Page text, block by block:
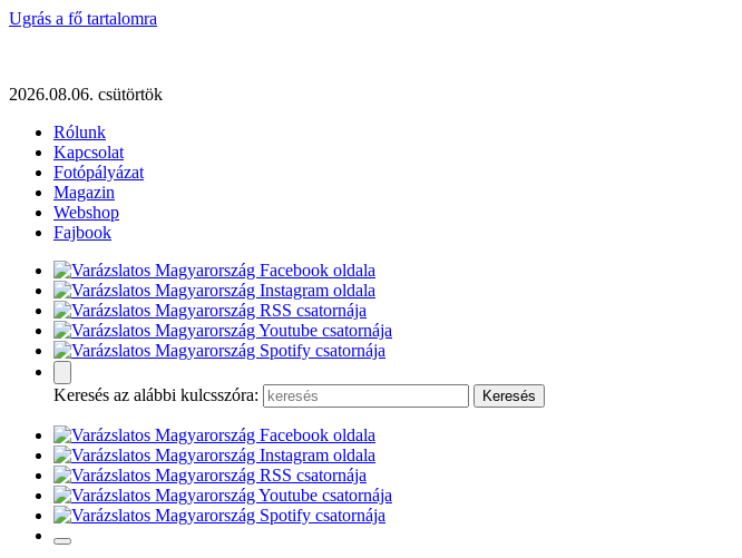
Ugrás a fő tartalomra
2026.08.06. csütörtök
Rólunk
Kapcsolat
Fotópályázat
Magazin
Webshop
Fajbook
Keresés az alábbi kulcsszóra: